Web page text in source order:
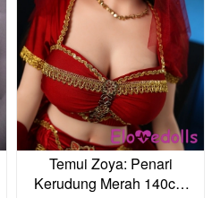
Temui Zoya: Penari
Kerudung Merah 140cm